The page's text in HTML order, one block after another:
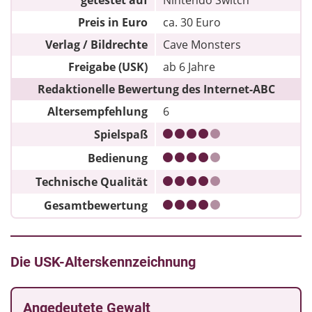
Preis in Euro
ca. 30 Euro
Verlag / Bildrechte
Cave Monsters
Freigabe (USK)
ab 6 Jahre
Redaktionelle Bewertung des Internet-ABC
Altersempfehlung
6
Spielspaß
Bedienung
Technische Qualität
Gesamtbewertung
Die USK-Alterskennzeichnung
Angedeutete Gewalt